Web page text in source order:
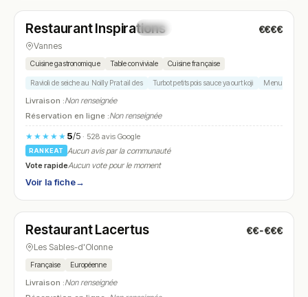
N° 18
Restaurant Inspirations €€€€
Vannes
Cuisine gastronomique Table conviviale Cuisine française
Ravioli de seiche au Noilly Prat ail des Turbot petits pois sauce yaourt koji Menus
Livraison :Non renseignée
Réservation en ligne :Non renseignée
★★★★★ 5/5· 528 avis Google
RANKEAT
Aucun avis par la communauté
Vote rapideAucun vote pour le moment
Voir la fiche→
N° 19
Restaurant Lacertus €€-€€€
Les Sables-d'Olonne
Française Européenne
Livraison :Non renseignée